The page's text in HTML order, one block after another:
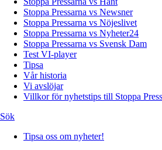
Stoppa Pressarna vs Newsner
Stoppa Pressarna vs Nöjeslivet
Stoppa Pressarna vs Nyheter24
Stoppa Pressarna vs Svensk Dam
Test VI-player
Tipsa
Vår historia
Vi avslöjar
Villkor för nyhetstips till Stoppa
Sök
Tipsa oss om nyheter!